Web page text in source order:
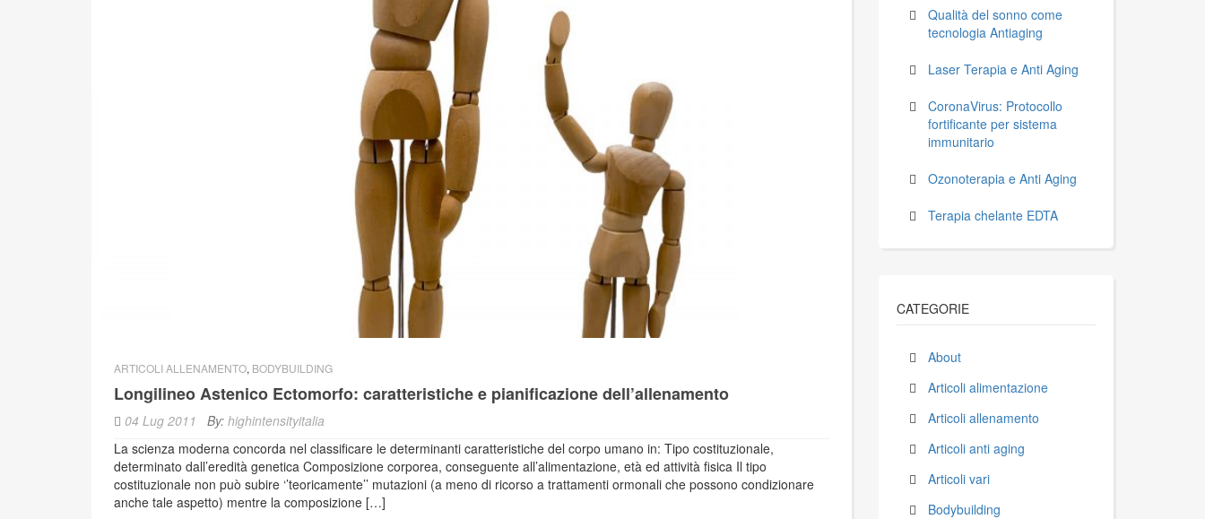
ARTICOLI ALLENAMENTO, BODYBUILDING
Longilineo Astenico Ectomorfo: caratteristiche e pianificazione dell’allenamento
04 Lug 2011 By: highintensityitalia
La scienza moderna concorda nel classificare le determinanti caratteristiche del corpo umano in: Tipo costituzionale,
determinato dall’eredità genetica Composizione corporea, conseguente all’alimentazione, età ed attività fisica Il tipo
costituzionale non può subire ‘’teoricamente’’ mutazioni (a meno di ricorso a trattamenti ormonali che possono condizionare
anche tale aspetto) mentre la composizione […]
Qualità del sonno come
tecnologia Antiaging
Laser Terapia e Anti Aging
CoronaVirus: Protocollo
fortificante per sistema
immunitario
Ozonoterapia e Anti Aging
Terapia chelante EDTA
CATEGORIE
About
Articoli alimentazione
Articoli allenamento
Articoli anti aging
Articoli vari
Bodybuilding